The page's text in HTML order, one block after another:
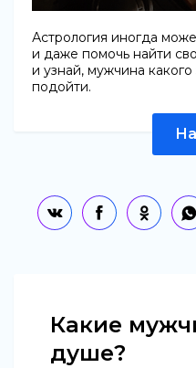
Астрология иногда
и даже помочь найти
и узнай, мужчина
подойти.
Какие
душе?